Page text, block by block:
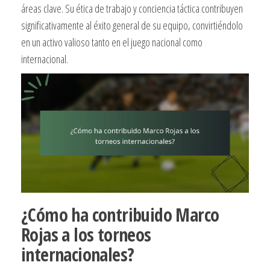
áreas clave. Su ética de trabajo y conciencia táctica contribuyen
significativamente al éxito general de su equipo, convirtiéndolo
en un activo valioso tanto en el juego nacional como
internacional.
¿Cómo ha contribuido Marco
Rojas a los torneos
internacionales?